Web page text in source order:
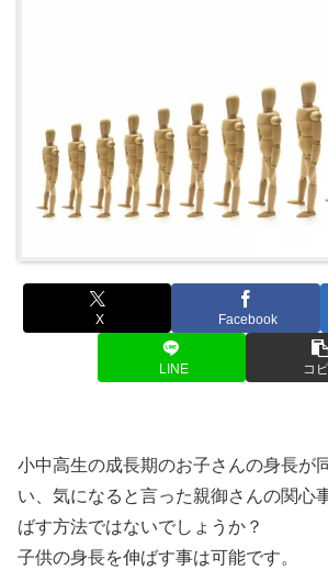
X Facebook
LINE コ
小中高生の成長期のお子さんの身長が
い、気になると言った親御さんの関心
ばす方法ではないでしょうか？
子供の身長を伸ばす事は可能です。